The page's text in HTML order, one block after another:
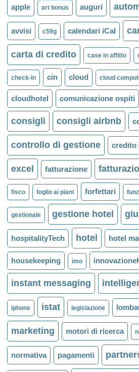
apple art bonus auguri
avvisi c59g calendari iCal
carta di credito case in affitto
check-in cin cloud cloud
cloudhotel comunicazione ospiti
consigli consigli airbnb
controllo di gestione credito
excel fatturazione
fisco foglio ai piani forfettari
gestionale gestione hotel
hospitalityTech hotel hotel
housekeeping imo
instant messaging
iphone istat legislazione
marketing motori di ricerca
normativa pagamenti